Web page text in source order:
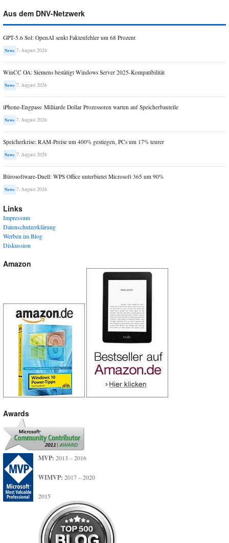
Aus dem DNV-Netzwerk
GPT-5.6 Sol: OpenAI senkt Faktenfehler um 68 Prozent
News 7. August 2026
WinCC OA: Siemens bestätigt Windows Server 2025-Kompatibilität
News 7. August 2026
iPhone-Engpass: Milliarde Dollar Prozessoren warten auf Speicherbauteile
News 7. August 2026
Speicherkrise: RAM-Preise um 400% gestiegen, PCs um 17% teurer
News 7. August 2026
Bürosoftware-Duell: WPS Office unterbietet Microsoft 365 um 90%
News 7. August 2026
Links
Impressum
Datenschutzerklärung
Werben im Blog
Diskussion
Amazon
Awards
MVP: 2013 – 2016
WIMVP: 2017 – 2020
2015